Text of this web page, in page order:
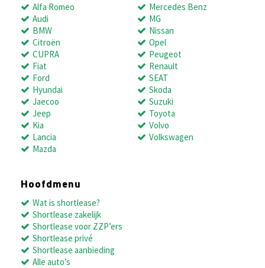
Alfa Romeo
Audi
BMW
Citroën
CUPRA
Fiat
Ford
Hyundai
Jaecoo
Jeep
Kia
Lancia
Mazda
Mercedes Benz
MG
Nissan
Opel
Peugeot
Renault
SEAT
Skoda
Suzuki
Toyota
Volvo
Volkswagen
Hoofdmenu
Wat is shortlease?
Shortlease zakelijk
Shortlease voor ZZP’ers
Shortlease privé
Shortlease aanbieding
Alle auto’s